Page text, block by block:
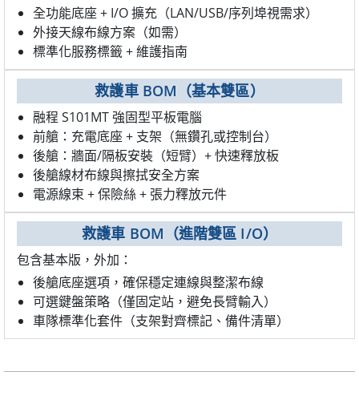
全功能底座 + I/O 擴充（LAN/USB/序列埠視需求）
外接天線布線方案（如需）
標準化服務標籤 + 維護指南
救護車 BOM（基本雙區）
融程 S101MT 強固型平板電腦
前艙：充電底座 + 支架（無鑽孔或控制台）
後艙：牆面/隔板安裝（短臂）+ 快速釋放板
後艙線材布線與擦拭安全方案
電源線束 + 保險絲 + 張力釋放元件
救護車 BOM（進階雙區 I/O）
包含基本版，外加：
後艙底座選項，確保穩定連線與整潔布線
可選鍵盤策略（僅固定站，避免長臂輸入）
車隊標準化套件（支架對齊標記、備件清單）